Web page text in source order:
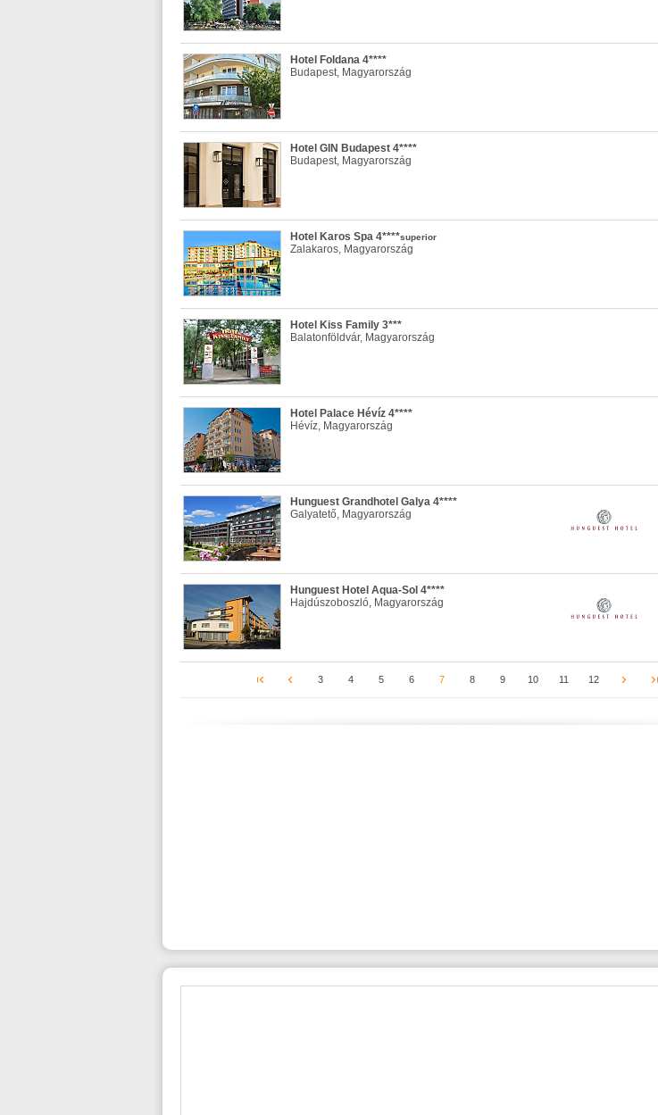
Hotel Foldana 4****
Budapest, Magyarország
Hotel GIN Budapest 4****
Budapest, Magyarország
Hotel Karos Spa 4****superior
Zalakaros, Magyarország
Hotel Kiss Family 3***
Balatonföldvár, Magyarország
Hotel Palace Hévíz 4****
Hévíz, Magyarország
Hunguest Grandhotel Galya 4****
Galyatető, Magyarország
Hunguest Hotel Aqua-Sol 4****
Hajdúszoboszló, Magyarország
3 4 5 6 7 8 9 10 11 12